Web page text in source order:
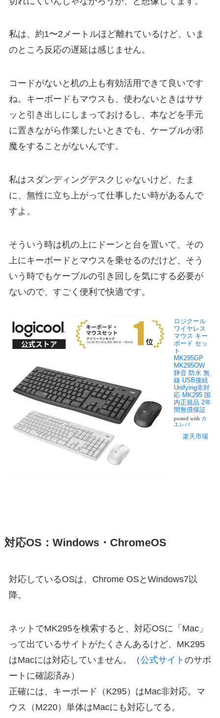
私は、約1〜2メートルほど離れているけど、いま
のところ反応の遅延は感じません。
コードがないと机の上も有効活用できて良いです
ね。キーボードもマウスも、使わないときはササ
ッと引き出しにしまっておけるし、本などを手元
に置きながら作業したいときでも、ケーブルが邪
魔をすることがないんです。
私はスダンディングデスクじゃないけど、たま
に、無性に立ち上がって仕事したい時があるんで
すよ。
そういう時は机の上にドーンと台を置いて、その
上にキーボードとマウスを乗せるのだけど、そう
いう時でもケーブルの引き回しを気にする必要が
ないので、すごく便利で快適です。
ロジクール
ワイヤレス
マウス キー
ボード セッ
ト
MK295GP
MK295OW
静音 防水 無
線 USB接続
Unifying非対
応 MK295 国
内正規品 2年
間無償保証
posted with カ
エレバ
楽天市場
対応OS：Windows・ChromeOS
対応しているOSは、Chrome OSとWindows7以
降。
ネットでMK295を検索すると、対応OSに「Mac」
って出ているサイトがたくさんあるけど、MK295
はMacには対応していません。（公式サイト のサポ
ートに確認済み）
正確には、キーボード（K295）はMac非対応。マ
ウス（M220）単体はMacにも対応してる。